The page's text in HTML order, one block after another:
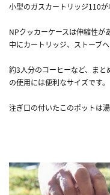
小型のガスカートリッジ110が
NPクッカーケースは伸縮性が
中にカートリッジ、ストーブ
約3人分のコーヒーなど、ま
の使用には便利なサイズです。
注ぎ口の付いたこのポットは